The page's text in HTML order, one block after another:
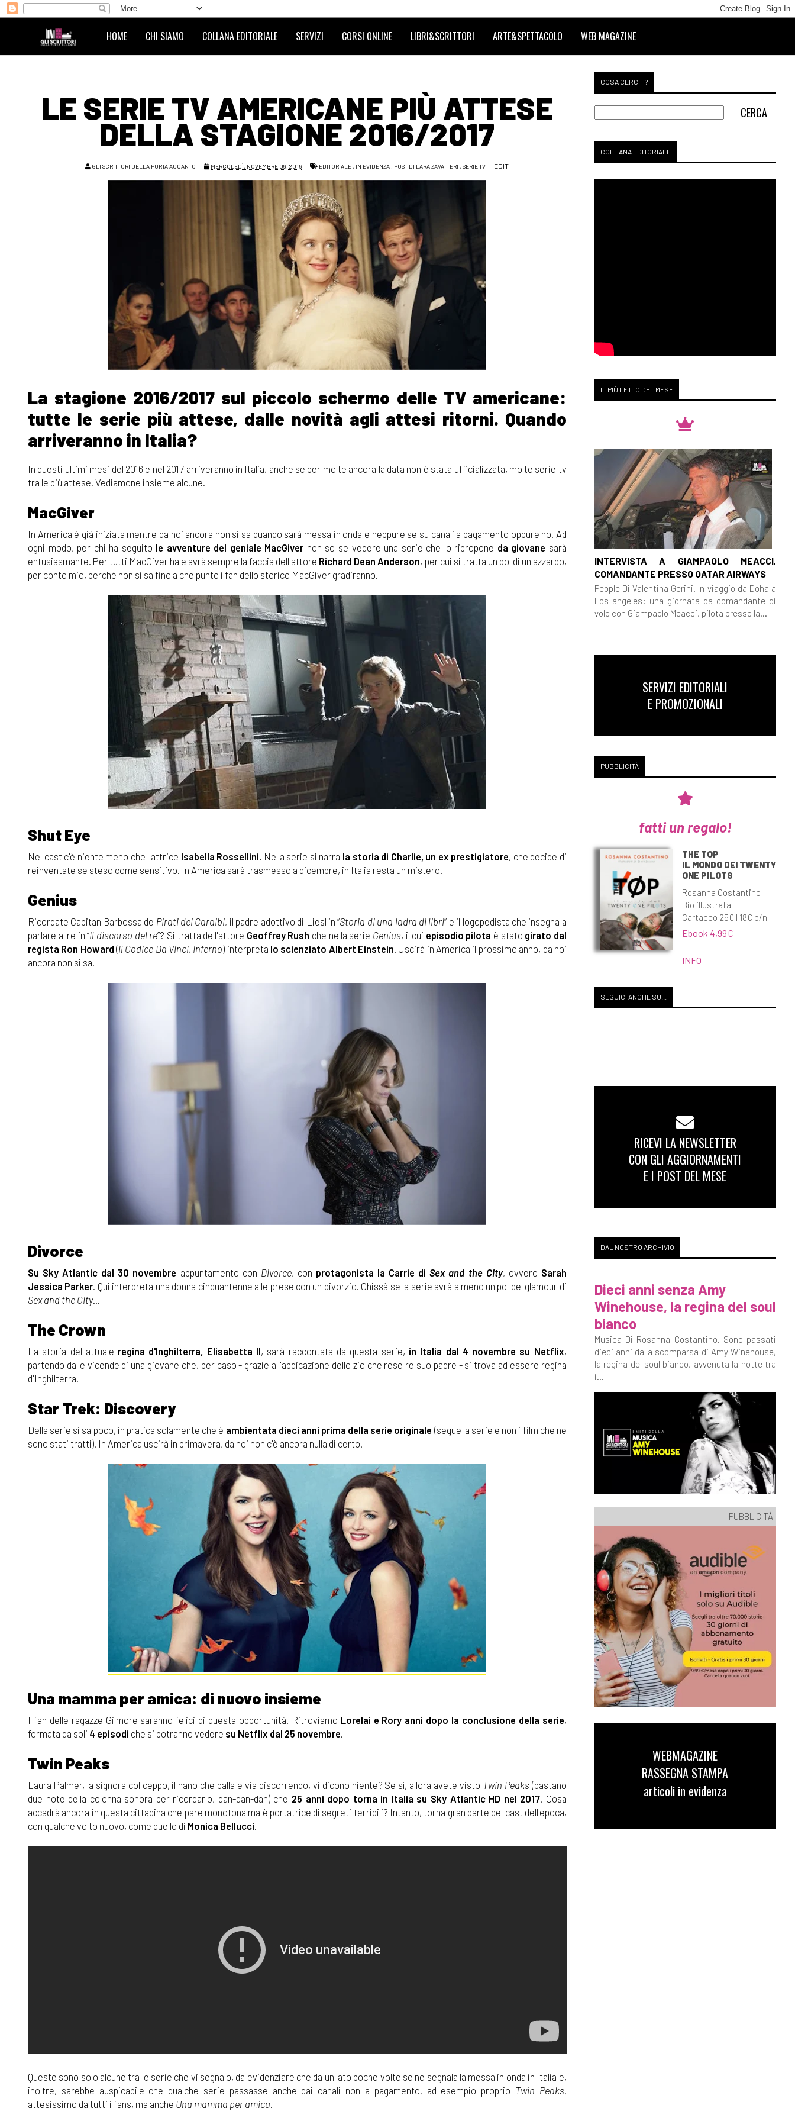
HOME CHI SIAMO COLLANA EDITORIALE SERVIZI CORSI ONLINE LIBRI&SCRITTORI ARTE&SPETTACOLO WEB MAGAZINE
LE SERIE TV AMERICANE PIÙ ATTESE
DELLA STAGIONE 2016/2017
GLI SCRITTORI DELLA PORTA ACCANTO MERCOLEDÌ, NOVEMBRE 09, 2016 EDITORIALE , IN EVIDENZA , POST DI LARA ZAVATTERI ,SERIE TV EDIT
La stagione 2016/2017 sul piccolo schermo delle TV americane:
tutte le serie più attese, dalle novità agli attesi ritorni. Quando
arriveranno in Italia?
In questi ultimi mesi del 2016 e nel 2017 arriveranno in Italia, anche se per molte ancora la data non è stata ufficializzata, molte serie tv
tra le più attese. Vediamone insieme alcune.
MacGiver
In America è già iniziata mentre da noi ancora non si sa quando sarà messa in onda e neppure se su canali a pagamento oppure no. Ad
ogni modo, per chi ha seguito le avventure del geniale MacGiver non so se vedere una serie che lo ripropone da giovane sarà
entusiasmante. Per tutti MacGiver ha e avrà sempre la faccia dell'attore Richard Dean Anderson, per cui si tratta un po' di un azzardo,
per conto mio, perché non si sa fino a che punto i fan dello storico MacGiver gradiranno.
Shut Eye
Nel cast c'è niente meno che l'attrice Isabella Rossellini. Nella serie si narra la storia di Charlie, un ex prestigiatore, che decide di
reinventate se steso come sensitivo. In America sarà trasmesso a dicembre, in Italia resta un mistero.
Genius
Ricordate Capitan Barbossa de Pirati dei Caraibi, il padre adottivo di Liesl in “Storia di una ladra di libri” e il logopedista che insegna a
parlare al re in “Il discorso del re”? Si tratta dell'attore Geoffrey Rush che nella serie Genius, il cui episodio pilota è stato girato dal
regista Ron Howard (Il Codice Da Vinci, Inferno) interpreta lo scienziato Albert Einstein . Uscirà in America il prossimo anno, da noi
ancora non si sa.
Divorce
Su Sky Atlantic dal 30 novembre appuntamento con Divorce, con protagonista la Carrie diSex and the City, ovvero Sarah
Jessica Parker . Qui interpreta una donna cinquantenne alle prese con un divorzio. Chissà se la serie avrà almeno un po' del glamour di
Sex and the City...
The Crown
La storia dell'attuale regina d'Inghilterra, Elisabetta II, sarà raccontata da questa serie, in Italia dal 4 novembre su Netflix,
partendo dalle vicende di una giovane che, per caso - grazie all'abdicazione dello zio che rese re suo padre - si trova ad essere regina
d'Inghilterra.
Star Trek: Discovery
Della serie si sa poco, in pratica solamente che è ambientata dieci anni prima della serie originale (segue la serie e non i film che ne
sono stati tratti). In America uscirà in primavera, da noi non c'è ancora nulla di certo.
Una mamma per amica: di nuovo insieme
I fan delle ragazze Gilmore saranno felici di questa opportunità. Ritroviamo Lorelai e Rory anni dopo la conclusione della serie,
formata da soli 4 episodi che si potranno vedere su Netflix dal 25 novembre
Twin Peaks
Laura Palmer, la signora col ceppo, il nano che balla e via discorrendo, vi dicono niente? Se sì, allora avete visto Twin Peaks (bastano
due note della colonna sonora per ricordarlo, dan-dan-dan) che 25 anni dopo torna in Italia su Sky Atlantic HD nel 2017 . Cosa
accadrà ancora in questa cittadina che pare monotona ma è portatrice di segreti terribili? Intanto, torna gran parte del cast dell'epoca,
con qualche volto nuovo, come quello di Monica Bellucci
Queste sono solo alcune tra le serie che vi segnalo, da evidenziare che da un lato poche volte se ne segnala la messa in onda in Italia e,
inoltre, sarebbe auspicabile che qualche serie passasse anche dai canali non a pagamento, ad esempio proprio Twin Peaks,
attesissimo da tutti i fans, ma anche Una mamma per amica
COSA CERCHI?
COLLANA EDITORIALE
IL PIÙ LETTO DEL MESE
INTERVISTA A GIAMPAOLO MEACCI,
COMANDANTE PRESSO QATAR AIRWAYS
People Di Valentina Gerini. In viaggio da Doha a
Los angeles: una giornata da comandante di
volo con Giampaolo Meacci, pilota presso la...
SERVIZI EDITORIALI
E PROMOZIONALI
PUBBLICITÀ
fatti un regalo!
THE TOP
IL MONDO DEI TWENTY
ONE PILOTS
Rosanna Costantino
Bio illustrata
Cartaceo 25€ | 18€ b/n
Ebook 4,99€
INFO
SEGUICI ANCHE SU...
RICEVI LA NEWSLETTER
CON GLI AGGIORNAMENTI
E I POST DEL MESE
DAL NOSTRO ARCHIVIO
Dieci anni senza Amy
Winehouse, la regina del soul
bianco
Musica Di Rosanna Costantino. Sono passati
dieci anni dalla scomparsa di Amy Winehouse,
la regina del soul bianco, avvenuta la notte tra
i...
PUBBLICITÀ
WEBMAGAZINE
RASSEGNA STAMPA
articoli in evidenza